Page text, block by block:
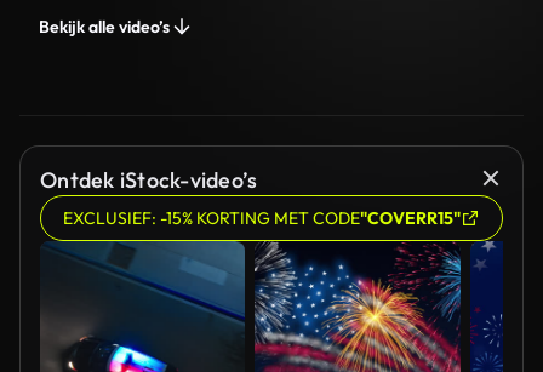
Bekijk alle video’s
Ontdek iStock-video’s
EXCLUSIEF: -15% KORTING MET CODE"COVERR15"